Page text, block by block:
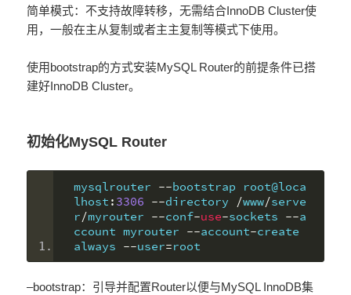
简单模式：不支持故障转移，无需结合InnoDB Cluster使
用，一般在主从复制或者主主复制等模式下使用。
使用bootstrap的方式安装MySQL Router的前提条件已搭
建好InnoDB Cluster。
初始化MySQL Router
mysqlrouter --bootstrap root@loca
lhost : 3306 --directory /www/serve
r/myrouter --conf-use-sockets --a
ccount myrouter --account-create
always --user=root
–bootstrap：引导并配置Router以便与MySQL InnoDB集